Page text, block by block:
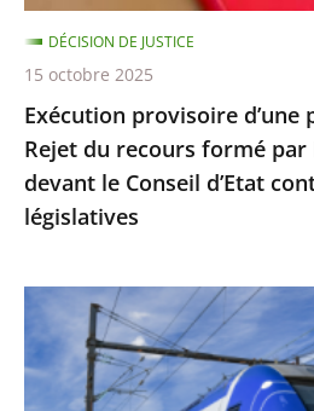
formé
par
Mme
Le
Pen
devant
le
d’Etat
contre
dispositions
Exécution provisoire d’une
Rejet du recours formé par
devant le Conseil d’Etat
législatives
DÉCISION DE JUSTICE
15 octobre 2025
Utilisation
du
réseau
ferré